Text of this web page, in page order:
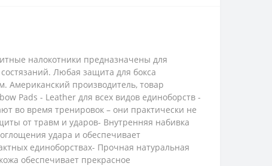
налокотники предназначены для
Любая защита для бокса
Американский производитель, товар
Pads - Leather для всех видов единоборств -
во время тренировок – они практически не
от травм и ударов- Внутренняя набивка
удара и обеспечивает
единоборствах- Прочная натуральная
обеспечивает прекрасное